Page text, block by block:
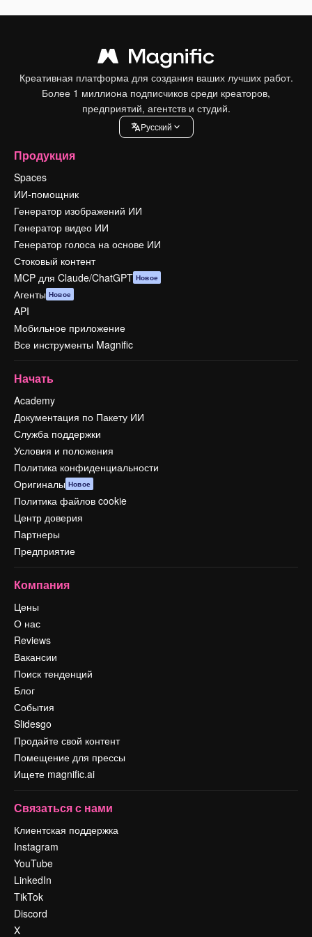
Креативная платформа для создания ваших лучших работ.
Более 1 миллиона подписчиков среди креаторов,
предприятий, агентств и студий.
Pусский
Продукция
Spaces
ИИ-помощник
Генератор изображений ИИ
Генератор видео ИИ
Генератор голоса на основе ИИ
Стоковый контент
MCP для Claude/ChatGPT Новое
Агенты Новое
API
Мобильное приложение
Все инструменты Magnific
Начать
Academy
Документация по Пакету ИИ
Служба поддержки
Условия и положения
Политика конфиденциальности
Оригиналы Новое
Политика файлов cookie
Центр доверия
Партнеры
Предприятие
Компания
Цены
О нас
Reviews
Вакансии
Поиск тенденций
Блог
События
Slidesgo
Продайте свой контент
Помещение для прессы
Ищете magnific.ai
Связаться с нами
Клиентская поддержка
Instagram
YouTube
LinkedIn
TikTok
Discord
X